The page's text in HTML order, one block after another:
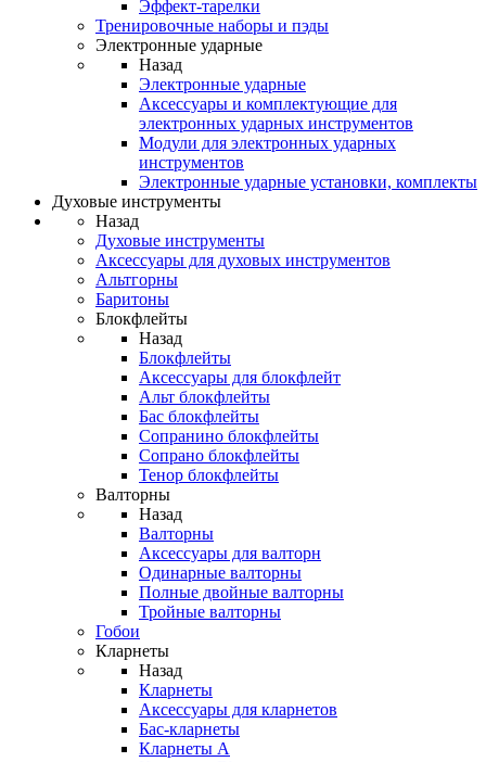
Эффект-тарелки
Тренировочные наборы и пэды
Электронные ударные
Назад
Электронные ударные
Аксессуары и комплектующие для
электронных ударных инструментов
Модули для электронных ударных
инструментов
Электронные ударные установки, комплекты
Духовые инструменты
Назад
Духовые инструменты
Аксессуары для духовых инструментов
Альтгорны
Баритоны
Блокфлейты
Назад
Блокфлейты
Аксессуары для блокфлейт
Альт блокфлейты
Бас блокфлейты
Сопранино блокфлейты
Сопрано блокфлейты
Тенор блокфлейты
Валторны
Назад
Валторны
Аксессуары для валторн
Одинарные валторны
Полные двойные валторны
Тройные валторны
Гобои
Кларнеты
Назад
Кларнеты
Аксессуары для кларнетов
Бас-кларнеты
Кларнеты A